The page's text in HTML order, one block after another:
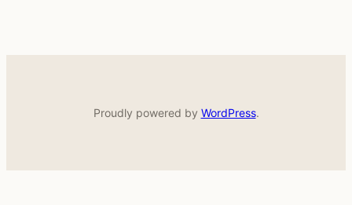
Proudly powered by WordPress.